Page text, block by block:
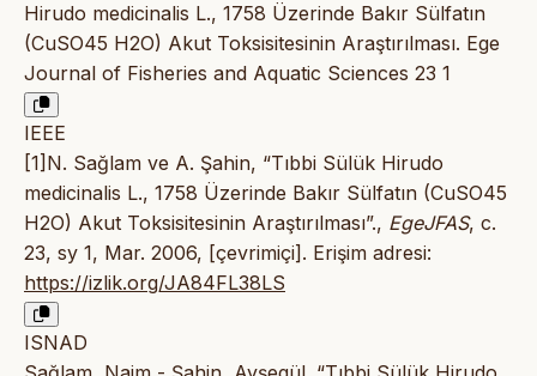
Hirudo medicinalis L., 1758 Üzerinde Bakır Sülfatın
(CuSO45 H2O) Akut Toksisitesinin Araştırılması. Ege
Journal of Fisheries and Aquatic Sciences 23 1
IEEE
[1]N. Sağlam ve A. Şahin, “Tıbbi Sülük Hirudo
medicinalis L., 1758 Üzerinde Bakır Sülfatın (CuSO45
H2O) Akut Toksisitesinin Araştırılması”., EgeJFAS, c.
23, sy 1, Mar. 2006, [çevrimiçi]. Erişim adresi:
https://izlik.org/JA84FL38LS
ISNAD